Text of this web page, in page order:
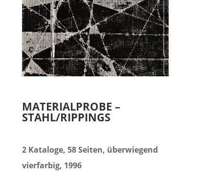
MATERIALPROBE –
STAHL/RIPPINGS
2 Kataloge, 58 Seiten, überwiegend
vierfarbig, 1996